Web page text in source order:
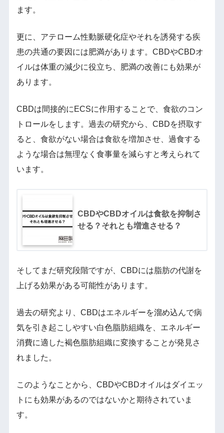
ます。
更に、アテローム性動脈硬化症やそれを誘発する疾
患の共通の要因には肥満があります。CBDやCBDオ
イルは体重の減少に役立ち、肥満の改善にも効果が
あります。
CBDは間接的にECSに作用することで、食欲のコン
トロールをします。過去の研究から、CBDを摂取す
ると、食欲がない場合は食欲を増加させ、過食する
ような場合は無理なく食事量を減らすと考えられて
います。
CBDやCBDオイルは食欲を抑制さ
せる？それとも増進させる？
そしてまだ研究段階ですが、CBDには脂肪の代謝を
上げる効果がある可能性があります。
過去の研究より、CBDはエネルギーを溜め込んで病
気を引き起こしやすい白色脂肪組織を、エネルギー
消費に適した褐色脂肪組織に変換することが発見さ
れました。
このようなことから、CBDやCBDオイルはダイエッ
トにも効果があるのではないかと期待されていま
す。